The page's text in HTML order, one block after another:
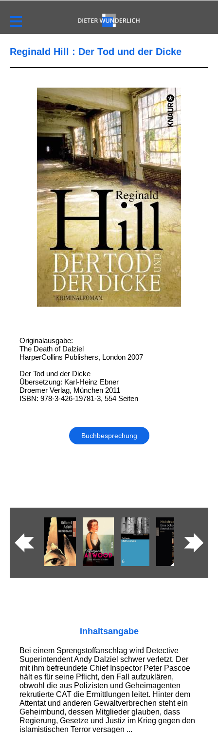
Reginald Hill : Der Tod und der Dicke
Originalausgabe:
The Death of Dalziel
HarperCollins Publishers, London 2007
Der Tod und der Dicke
Übersetzung: Karl-Heinz Ebner
Droemer Verlag, München 2011
ISBN: 978-3-426-19781-3, 554 Seiten
Buchbesprechung
Inhaltsangabe
Bei einem Sprengstoffanschlag wird Detective
Superintendent Andy Dalziel schwer verletzt. Der
mit ihm befreundete Chief Inspector Peter Pascoe
hält es für seine Pflicht, den Fall aufzuklären,
obwohl die aus Polizisten und Geheimagenten
rekrutierte CAT die Ermittlungen leitet. Hinter dem
Attentat und anderen Gewaltverbrechen steht ein
Geheimbund, dessen Mitglieder glauben, dass
Regierung, Gesetze und Justiz im Krieg gegen den
islamistischen Terror versagen ...